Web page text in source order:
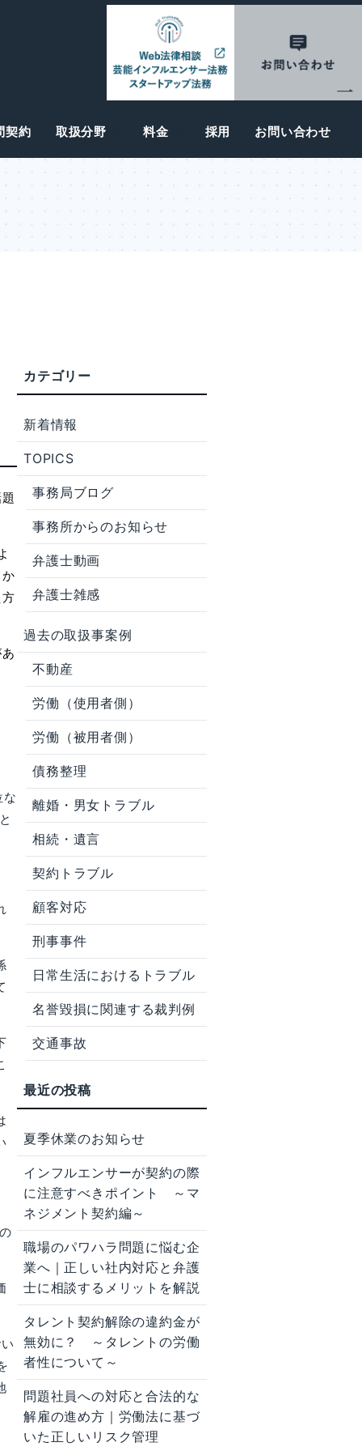
契約 取扱分野 料金 採用 お問い合わせ
あ
新着情報
TOPICS
事務局ブログ
事務所からのお知らせ
弁護士動画
弁護士雑感
過去の取扱事案例
不動産
労働（使用者側）
労働（被用者側）
債務整理
離婚・男女トラブル
相続・遺言
契約トラブル
顧客対応
刑事事件
日常生活におけるトラブル
名誉毀損に関連する裁判例
交通事故
夏季休業のお知らせ
インフルエンサーが契約の際
に注意すべきポイント ～マ
ネジメント契約編～
職場のパワハラ問題に悩む企
業へ｜正しい社内対応と弁護
士に相談するメリットを解説
タレント契約解除の違約金が
無効に？ ～タレントの労働
者性について～
問題社員への対応と合法的な
解雇の進め方｜労働法に基づ
いた正しいリスク管理